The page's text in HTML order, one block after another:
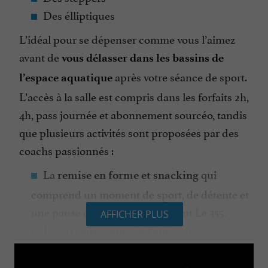
Des élliptiques
L’idéal pour se dépenser comme vous l’aimez
avant devous délasser dans les bassins de
l’espace aquatique après votre séance de sport.
L’accès à la salle est compris dans les forfaits 2h,
4h, pass journée et abonnement sourcéo, tandis
que plusieurs activités sont proposées par des
coachs passionnés :
La remise en forme et snacking qui
comprend un moment de sport, de détente et
une pause déjeuner au restaurant Le 355.
parcours sourcéo Tonicanimé
pendant une heure en musique par un coach
AFFICHER PLUS